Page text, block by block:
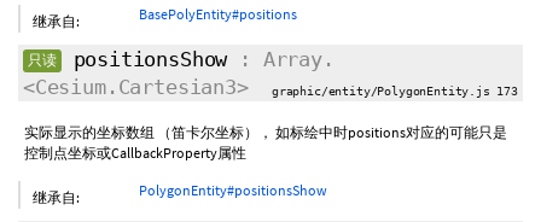
继承自: BasePolyEntity#positions
只读 positionsShow: Array.
<Cesium.Cartesian3>
graphic/entity/PolygonEntity.js 173
实际显示的坐标数组 （笛卡尔坐标）， 如标绘中时positions对应的可能只是
控制点坐标或CallbackProperty属性
继承自: PolygonEntity#positionsShow